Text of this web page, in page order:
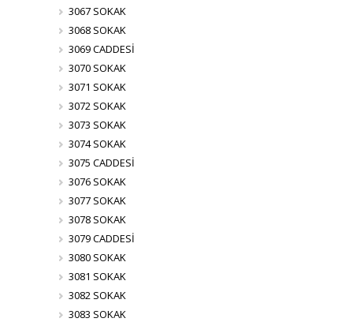
3067 SOKAK
3068 SOKAK
3069 CADDESİ
3070 SOKAK
3071 SOKAK
3072 SOKAK
3073 SOKAK
3074 SOKAK
3075 CADDESİ
3076 SOKAK
3077 SOKAK
3078 SOKAK
3079 CADDESİ
3080 SOKAK
3081 SOKAK
3082 SOKAK
3083 SOKAK